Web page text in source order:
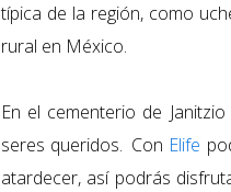
típica de la región, como
rural en México.
En el cementerio de
seres queridos. Con Elife
atardecer, así podrás